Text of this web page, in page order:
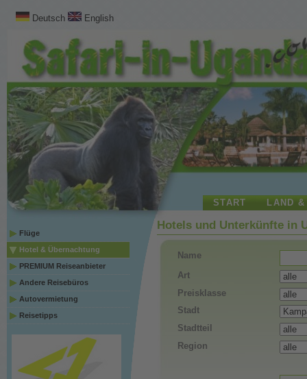
Deutsch English
START LAND
Flüge
Hotel & Übernachtung
PREMIUM Reiseanbieter
Andere Reisebüros
Autovermietung
Reisetipps
Hotels und Unterkünfte in
Name
Art
Preisklasse
Stadt
Stadtteil
Region